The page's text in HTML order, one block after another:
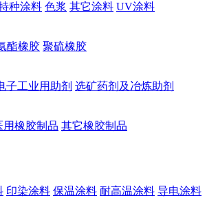
种涂料 色浆 其它涂料 UV涂料
酯橡胶 聚硫橡胶
子工业用助剂 选矿药剂及冶炼助剂
用橡胶制品 其它橡胶制品
印染涂料 保温涂料 耐高温涂料 导电涂料